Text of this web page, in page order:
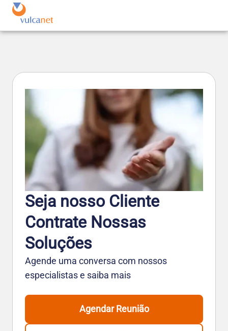
Seja nosso Cliente
Contrate Nossas
Soluções
Agende uma conversa com nossos
especialistas e saiba mais
Agendar Reunião